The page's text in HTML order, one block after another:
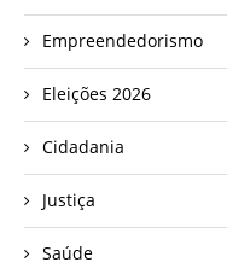
Empreendedorismo
Eleições 2026
Cidadania
Justiça
Saúde